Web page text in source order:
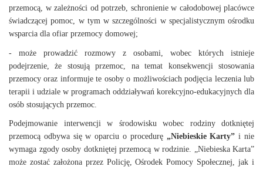
przemocą, w zależności od potrzeb, schronienie w całodobowej placówce
świadczącej pomoc, w tym w szczególności w specjalistycznym ośrodku
wsparcia dla ofiar przemocy domowej;
- może prowadzić rozmowy z osobami, wobec których istnieje
podejrzenie, że stosują przemoc, na temat konsekwencji stosowania
przemocy oraz informuje te osoby o możliwościach podjęcia leczenia lub
terapii i udziale w programach oddziaływań korekcyjno-edukacyjnych dla
osób stosujących przemoc.
Podejmowanie interwencji w środowisku wobec rodziny dotkniętej
przemocą odbywa się w oparciu o procedurę „Niebieskie Karty” i nie
wymaga zgody osoby dotkniętej przemocą w rodzinie. „Niebieska Karta”
może zostać założona przez Policję, Ośrodek Pomocy Społecznej, jak i